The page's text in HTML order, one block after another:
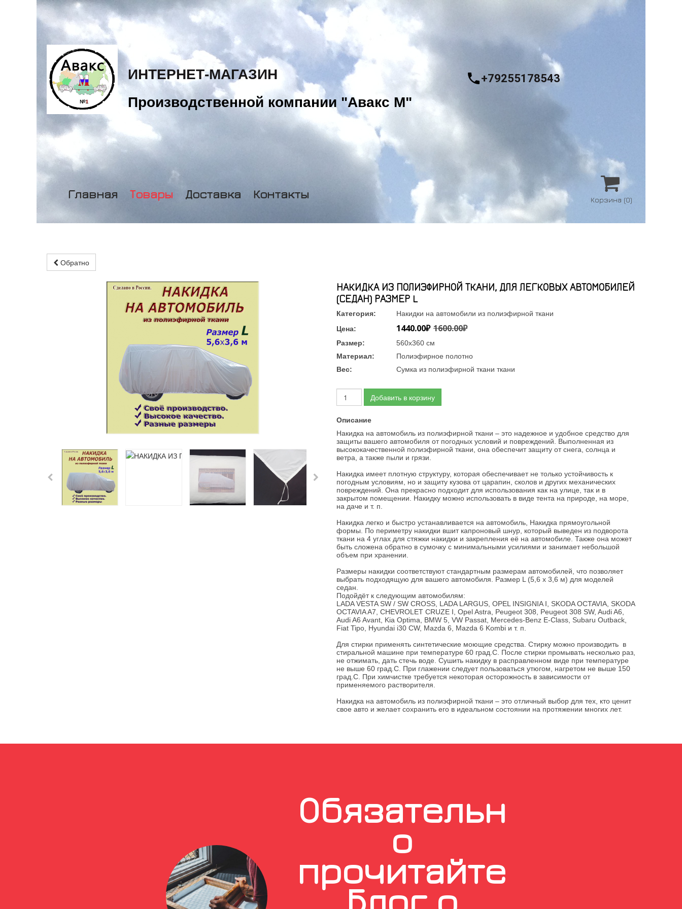
ИНТЕРНЕТ-МАГАЗИН
Производственной компании "Авакс М"
+79255178543
Главная Товары Доставка Контакты

Корзина (0)
Обратно
НАКИДКА ИЗ ПОЛИЭФИРНОЙ ТКАНИ, ДЛЯ ЛЕГКОВЫХ АВТОМОБИЛЕЙ
(СЕДАН) РАЗМЕР L
Категория:
Накидки на автомобили из полиэфирной ткани
Цена:
1440.00₽ 1600.00₽
Размер:
560х360 см
Материал:
Полиэфирное полотно
Вес:
Сумка из полиэфирной ткани ткани
Добавить в корзину
Описание
Накидка на автомобиль из полиэфирной ткани – это надежное и удобное средство для
защиты вашего автомобиля от погодных условий и повреждений. Выполненная из
высококачественной полиэфирной ткани, она обеспечит защиту от снега, солнца и
ветра, а также пыли и грязи.
Накидка имеет плотную структуру, которая обеспечивает не только устойчивость к
погодным условиям, но и защиту кузова от царапин, сколов и других механических
повреждений. Она прекрасно подходит для использования как на улице, так и в
закрытом помещении. Накидку можно использовать в виде тента на природе, на море,
на даче и т. п.
Накидка легко и быстро устанавливается на автомобиль, Накидка прямоугольной
формы. По периметру накидки вшит капроновый шнур, который выведен из подворота
ткани на 4 углах для стяжки накидки и закрепления её на автомобиле. Также она может
быть сложена обратно в сумочку с минимальными усилиями и занимает небольшой
объем при хранении.
Размеры накидки соответствуют стандартным размерам автомобилей, что позволяет
выбрать подходящую для вашего автомобиля. Размер L (5,6 х 3,6 м) для моделей
седан.
Подойдёт к следующим автомобилям:
LADA VESTA SW / SW CROSS, LADA LARGUS, OPEL INSIGNIA I, SKODA OCTAVIA, SKODA
OCTAVIA A7, CHEVROLET CRUZE I, Opel Astra, Peugeot 308, Peugeot 308 SW, Audi A6,
Audi A6 Avant, Kia Optima, BMW 5, VW Passat, Mercedes-Benz E-Class, Subaru Outback,
Fiat Tipo, Hyundai i30 CW, Mazda 6, Mazda 6 Kombi и т. п.
Для стирки применять синтетические моющие средства. Стирку можно производить в
стиральной машине при температуре 60 град.С. После стирки промывать несколько раз,
не отжимать, дать стечь воде. Сушить накидку в расправленном виде при температуре
не выше 60 град.С. При глажении следует пользоваться утюгом, нагретом не выше 150
град.С. При химчистке требуется некоторая осторожность в зависимости от
применяемого растворителя.
Накидка на автомобиль из полиэфирной ткани – это отличный выбор для тех, кто ценит
свое авто и желает сохранить его в идеальном состоянии на протяжении многих лет.
Обязательн
о
прочитайте